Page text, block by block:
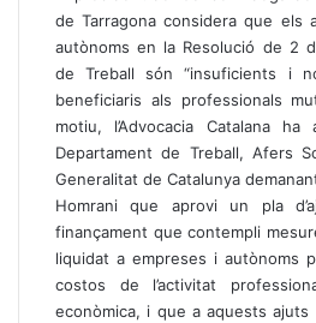
de Tarragona considera que els
autònoms en la Resolució de 2
de Treball són “insuficients i
beneficiaris als professionals
motiu, l’Advocacia Catalana
Departament de Treball, Afers
Generalitat de Catalunya
Homrani que aprovi un pla
finançament que contempli
liquidat a empreses i autònoms
costos de l’activitat
econòmica, i que a aquests ajuts